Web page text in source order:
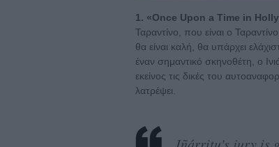
1. «Once Upon a Time in
Ταραντίνο, που είναι ο
θα είναι καλή, θα υπάρχει
έναν σημαντικό σκηνοθέτη, ο
εκείνος τις δικές του
λατρέψει.